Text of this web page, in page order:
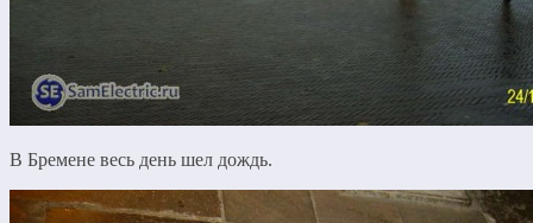
В Бремене весь день шел дождь.